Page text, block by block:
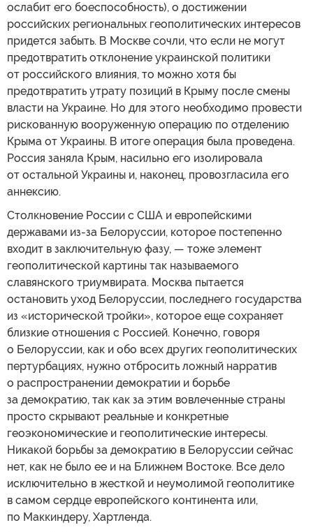
ослабит его боеспособность), о достижении
российских региональных геополитических интересов
придется забыть. В Москве сочли, что если не могут
предотвратить отклонение украинской политики
от российского влияния, то можно хотя бы
предотвратить утрату позиций в Крыму после смены
власти на Украине. Но для этого необходимо провести
рискованную вооруженную операцию по отделению
Крыма от Украины. В итоге операция была проведена.
Россия заняла Крым, насильно его изолировала
от остальной Украины и, наконец, провозгласила его
аннексию.
Столкновение России с США и европейскими
державами из-за Белоруссии, которое постепенно
входит в заключительную фазу, — тоже элемент
геополитической картины так называемого
славянского триумвирата. Москва пытается
остановить уход Белоруссии, последнего государства
из «исторической тройки», которое еще сохраняет
близкие отношения с Россией. Конечно, говоря
о Белоруссии, как и обо всех других геополитических
пертурбациях, нужно отбросить ложный нарратив
о распространении демократии и борьбе
за демократию, так как за этим вовлеченные страны
просто скрывают реальные и конкретные
геоэкономические и геополитические интересы.
Никакой борьбы за демократию в Белоруссии сейчас
нет, как не было ее и на Ближнем Востоке. Все дело
исключительно в жесткой и неумолимой геополитике
в самом сердце европейского континента или,
по Маккиндеру, Хартленда.